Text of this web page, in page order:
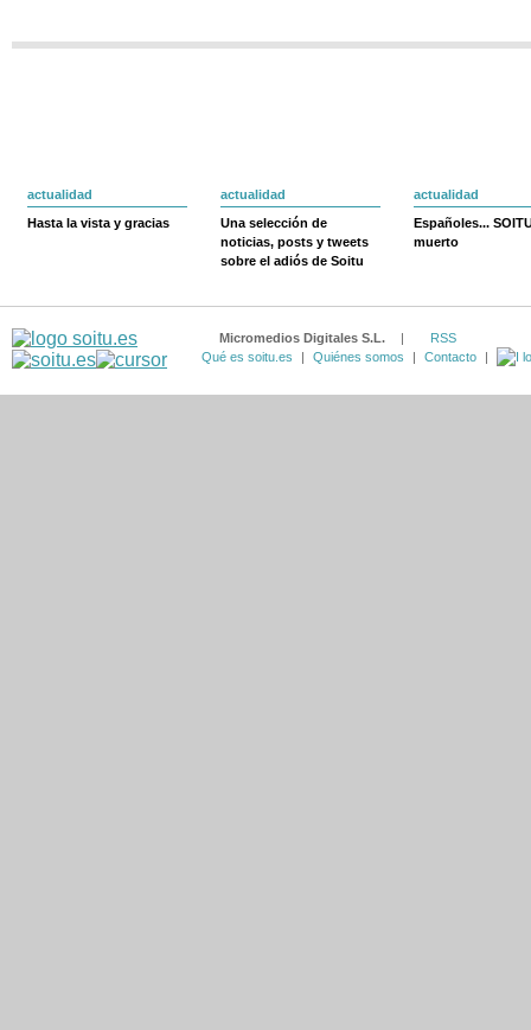
actualidad
Hasta la vista y gracias
actualidad
Una selección de
noticias, posts y tweets
sobre el adiós de Soitu
actualidad
Españoles...
muerto
Micromedios Digitales S.L. |
RSS
Qué es soitu.es
| Quiénes somos | Contacto |